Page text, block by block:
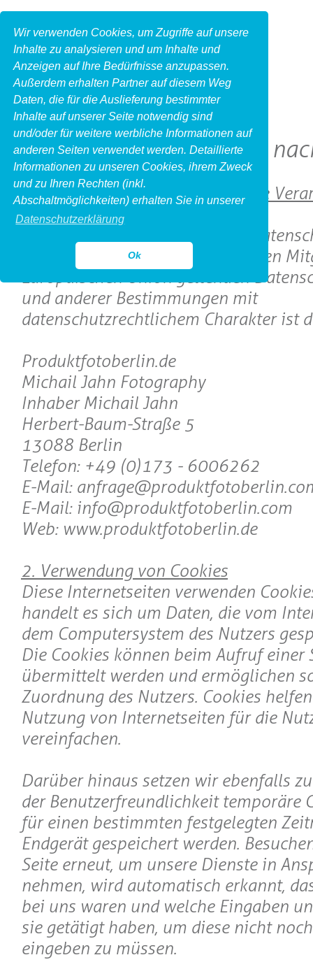
Wir verwenden Cookies, um Zugriffe auf unsere
Inhalte zu analysieren und um Inhalte und
Anzeigen auf Ihre Bedürfnisse anzupassen.
Außerdem erhalten Partner auf diesem Weg
Daten, die für die Auslieferung bestimmter
Inhalte auf unserer Seite notwendig sind
und/oder für weitere werbliche Informationen auf
anderen Seiten verwendet werden. Detaillierte
Informationen zu unseren Cookies, ihrem Zweck
und zu Ihren Rechten (inkl.
Abschaltmöglichkeiten) erhalten Sie in unserer
Datenschutzerklärung
Ok
Datenschutzhinweise
1. Name und Anschrift des für die
Verantwortlichen
Verantwortlicher im Sinne der
Grundverordnung, sonstiger in den
Europäischen Union geltenden
und anderer Bestimmungen mit
datenschutzrechtlichem Charakter ist
Produktfotoberlin.de
Michail Jahn Fotography
Inhaber Michail Jahn
Herbert-Baum-Straße 5
13088 Berlin
Telefon: +49 (0)173 - 6006262
E-Mail:
E-Mail: info@produktfotoberlin.com
Web: www.produktfotoberlin.de
2. Verwendung von Cookies
Diese Internetseiten verwenden
handelt es sich um Daten, die vom
dem Computersystem des Nutzers
Die Cookies können beim Aufruf einer
übermittelt werden und ermöglichen
Zuordnung des Nutzers. Cookies
Nutzung von Internetseiten für die
vereinfachen.
Darüber hinaus setzen wir ebenfalls
der Benutzerfreundlichkeit temporäre
für einen bestimmten festgelegten
Endgerät gespeichert werden.
Seite erneut, um unsere Dienste in
nehmen, wird automatisch erkannt,
bei uns waren und welche Eingaben
sie getätigt haben, um diese nicht
eingeben zu müssen.